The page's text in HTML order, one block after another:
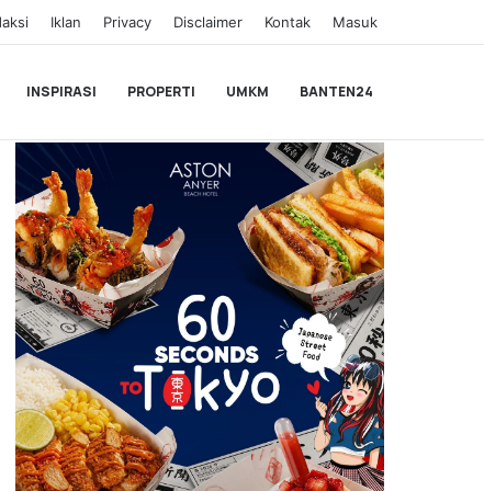
Iklan Privacy Disclaimer Kontak Masuk
INSPIRASI PROPERTI UMKM BANTEN24